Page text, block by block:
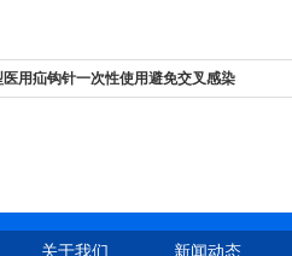
用疝钩针一次性使用避免交叉感染
关于我们 新闻动态